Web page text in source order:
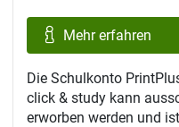
Mehr erfahren
Die Schulkonto
click & study kann
erworben werden und